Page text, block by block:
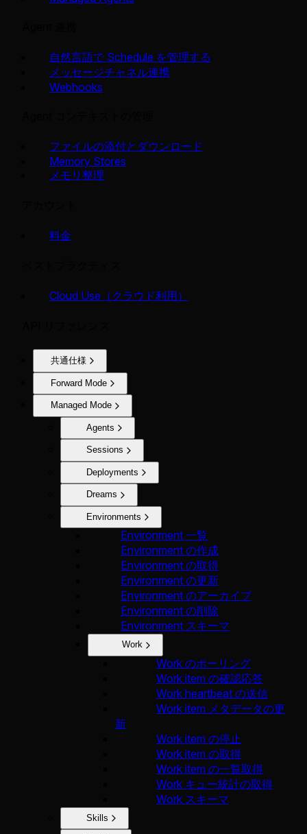
自然言語で Schedule を管理する
メッセージチャネル連携
Webhooks
ファイルの添付とダウンロード
Memory Stores
メモリ整理
料金
Cloud Use（クラウド利用）
共通仕様
Forward Mode
Managed Mode
Agents
Sessions
Deployments
Dreams
Environments
Environment 一覧
Environment の作成
Environment の取得
Environment の更新
Environment のアーカイブ
Environment の削除
Environment スキーマ
Work
Work のポーリング
Work item の確認応答
Work heartbeat の送信
Work item メタデータの更
新
Work item の停止
Work item の取得
Work item の一覧取得
Work キュー統計の取得
Work スキーマ
Skills